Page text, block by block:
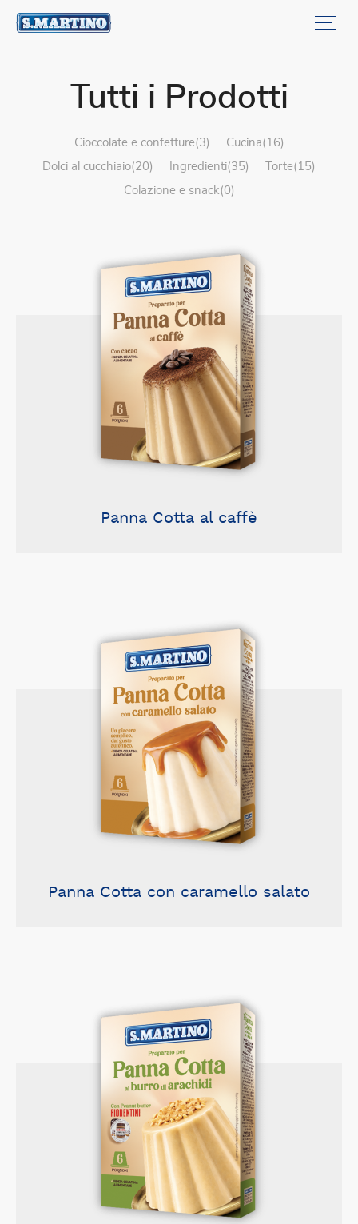
Tutti i Prodotti
cioccolate e confetture(3)
cucina(16)
dolci al cucchiaio(20)
ingredienti(35)
torte(15)
colazione e snack(0)
Panna Cotta al caffè
Panna Cotta con caramello salato